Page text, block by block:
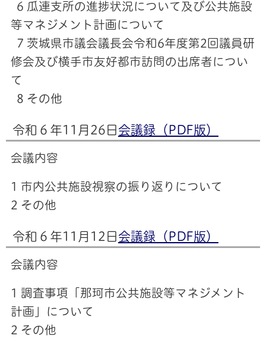
6 瓜連支所の進捗状況について及び公共施設
等マネジメント計画について
7 茨城県市議会議長会令和6年度第2回議員研
修会及び横手市友好都市訪問の出席者につい
て
8 その他
令和６年11月26日 会議録（PDF版）
会議内容
1 市内公共施設視察の振り返りについて
2 その他
令和６年11月12日 会議録（PDF版）
会議内容
1 調査事項「那珂市公共施設等マネジメント
計画」について
2 その他